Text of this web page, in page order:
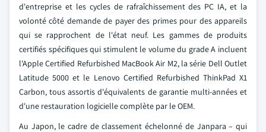
d'entreprise et les cycles de rafraîchissement des PC IA, et la
volonté côté demande de payer des primes pour des appareils
qui se rapprochent de l'état neuf. Les gammes de produits
certifiés spécifiques qui stimulent le volume du grade A incluent
l'Apple Certified Refurbished MacBook Air M2, la série Dell Outlet
Latitude 5000 et le Lenovo Certified Refurbished ThinkPad X1
Carbon, tous assortis d'équivalents de garantie multi-années et
d'une restauration logicielle complète par le OEM.
Au Japon, le cadre de classement échelonné de Janpara – qui